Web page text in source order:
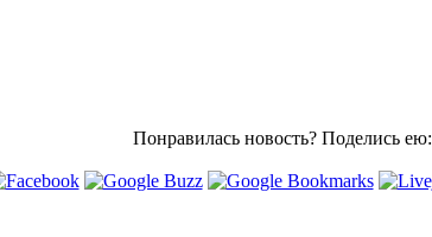
Понравилась новость? Поделись ею: